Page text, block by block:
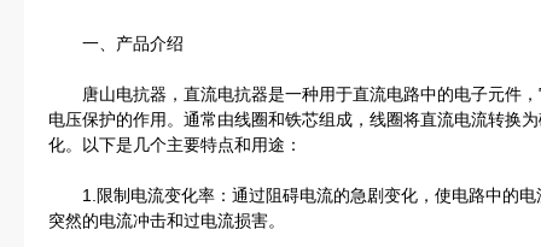
一、产品介绍
唐山电抗器，直流电抗器是一种用于直流电路中的电子元件，
电压保护的作用。通常由线圈和铁芯组成，线圈将直流电流转换
化。以下是几个主要特点和用途：
1.限制电流变化率：通过阻碍电流的急剧变化，使电路中的电
突然的电流冲击和过电流损害。